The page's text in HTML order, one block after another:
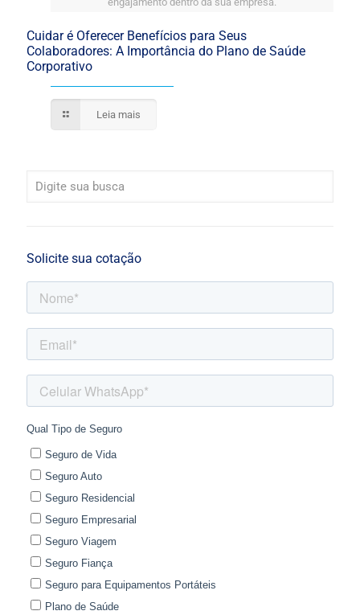
Cuidar é Oferecer Benefícios para Seus
Colaboradores: A Importância do Plano de Saúde
Corporativo
Leia mais
Solicite sua cotação